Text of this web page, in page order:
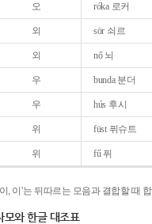
오 róka 로커
외 sör 쇠르
외 nő 뇌
우 bunda 분더
우 hús 후시
위 füst 퓌슈트
위 fű 퓌
이, 이’는 뒤따르는 모음과 결합할 때
모와 한글 대조표